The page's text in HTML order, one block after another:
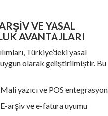
VE YASAL
AVANTAJLARI
Türkiye’deki yasal
olarak geliştirilmiştir. Bu
Mali yazıcı ve POS
E-arşiv ve e-fatura uyumu